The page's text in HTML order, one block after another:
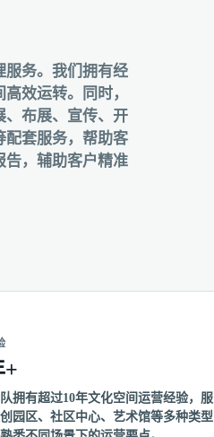
服务。我们拥有经
效运转。同时，
、布展、宣传、开
配套服务，帮助客
告，辅助客户精准
+
拥有超过10年文化空间运营经验，服
园区、社区中心、艺术馆等多种类型